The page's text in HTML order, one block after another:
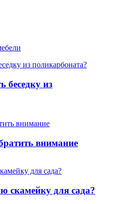
беседку из
внимание
скамейку для сада?